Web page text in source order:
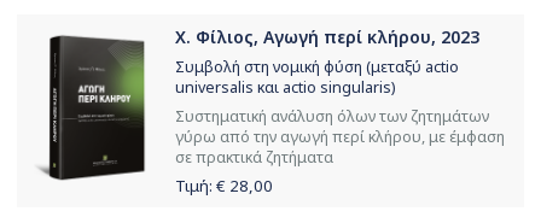
Χ. Φίλιος, Αγωγή περί κλήρου, 2023
Συμβολή στη νομική φύση (μεταξύ actio
universalis και actio singularis)
Συστηματική ανάλυση όλων των ζητημάτων
γύρω από την αγωγή περί κλήρου, με έμφαση
σε πρακτικά ζητήματα
Τιμή: € 28,00